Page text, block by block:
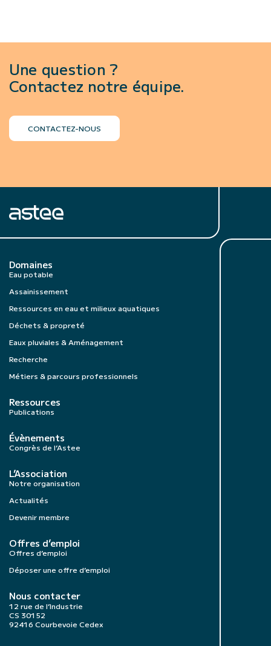
Une question ?
Contactez notre équipe.
CONTACTEZ-NOUS
Domaines
Eau potable
Assainissement
Ressources en eau et milieux aquatiques
Déchets & propreté
Eaux pluviales & Aménagement
Recherche
Métiers & parcours professionnels
Ressources
Publications
Évènements
Congrès de l’Astee
L’Association
Notre organisation
Actualités
Devenir membre
Offres d’emploi
Offres d’emploi
Déposer une offre d’emploi
Nous contacter
12 rue de l’Industrie
CS 30152
92416 Courbevoie Cedex